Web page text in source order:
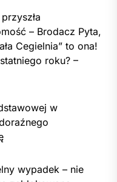
– Brodacz Pyta,
Cegielnia” to ona!
roku? –
w
wypadek – nie